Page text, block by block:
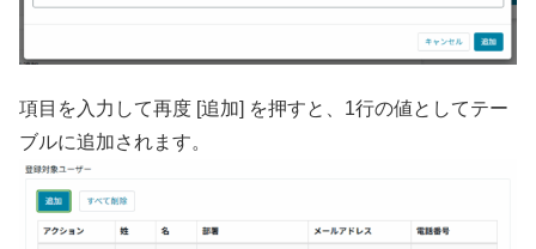
項目を入力して再度 [追加] を押すと、1行の値としてテー
ブルに追加されます。